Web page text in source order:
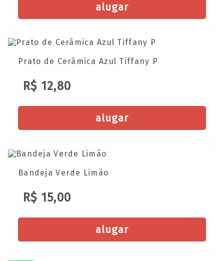
alugar
Prato de Cerâmica Azul Tiffany P
R$ 12,80
alugar
Bandeja Verde Limão
R$ 15,00
alugar